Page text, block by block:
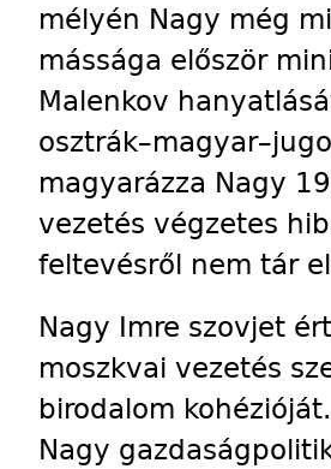
mélyén Nagy még
mássága először
Malenkov
magyarázza Nagy
vezetés végzetes
feltevésről nem tár
Nagy Imre szovjet
moszkvai vezetés
birodalom
Nagy